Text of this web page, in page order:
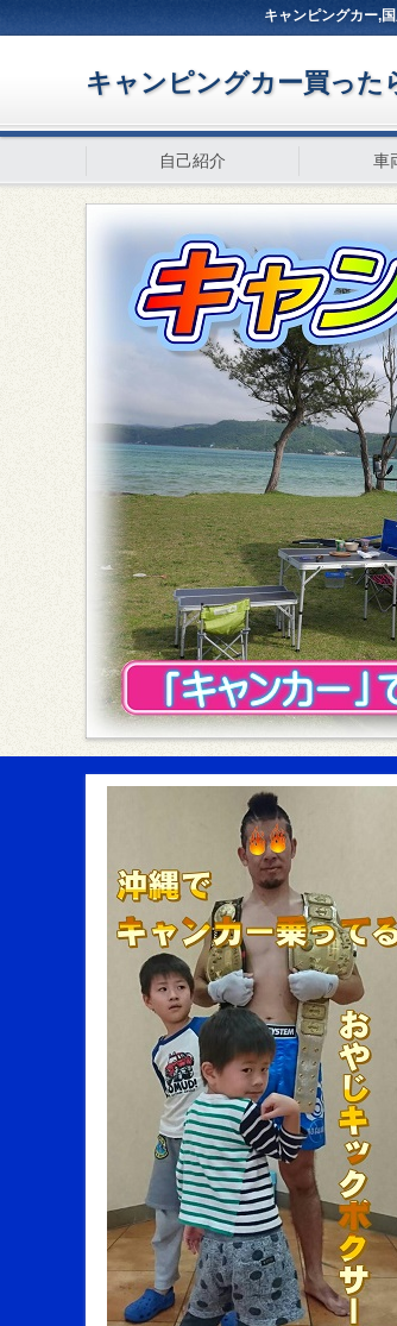
キャンピングカー,
キャンピングカー買った
自己紹介 車